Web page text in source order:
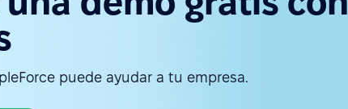
puede ayudar a tu empresa.